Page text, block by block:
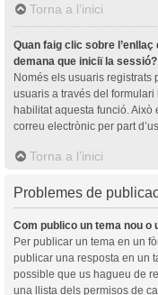
Torna a l’inici
Quan faig clic sobre l’enllaç
demana que iniciï la sessió?
Només els usuaris registrats
usuaris a través del formulari
habilitat aquesta funció. Això
correu electrònic per part
Torna a l’inici
Problemes de
Com publico un tema nou o
Per publicar un tema en un
publicar una resposta en un
possible que us hagueu de
una llista dels permisos de